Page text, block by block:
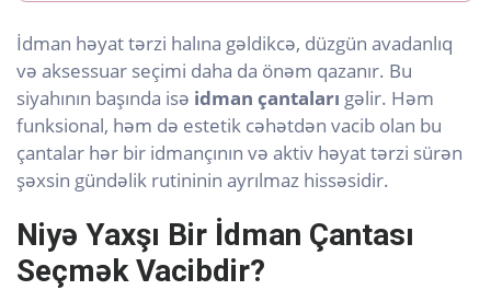
İdman həyat tərzi halına gəldikcə, düzgün avadanlıq
və aksessuar seçimi daha da önəm qazanır. Bu
siyahının başında isə idman çantaları gəlir. Həm
funksional, həm də estetik cəhətdən vacib olan bu
çantalar hər bir idmançının və aktiv həyat tərzi sürən
şəxsin gündəlik rutininin ayrılmaz hissəsidir.
Niyə Yaxşı Bir İdman Çantası
Seçmək Vacibdir?